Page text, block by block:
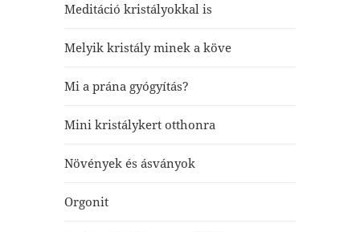
Meditáció kristályokkal is
Melyik kristály minek a köve
Mi a prána gyógyítás?
Mini kristálykert otthonra
Növények és ásványok
Orgonit